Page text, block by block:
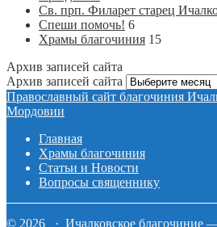
Св. прп. Филарет старец
Спеши помочь! 6
Храмы благочиния 15
Архив записей сайта
Архив записей сайта
Православный сайт благочиния
Мордовии
Главная
Храмы благочиния
Статьи и Новости
Вопросы священнику
© 2026 · Ичалковское благочиние